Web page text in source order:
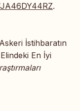
.
İstihbaratın
En İyi